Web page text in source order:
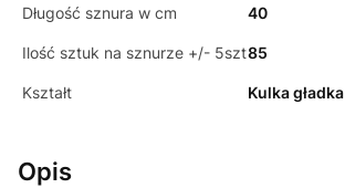
Długość sznura w cm 40
Ilość sztuk na sznurze +/- 5szt85
Kształt Kulka gładka
Opis